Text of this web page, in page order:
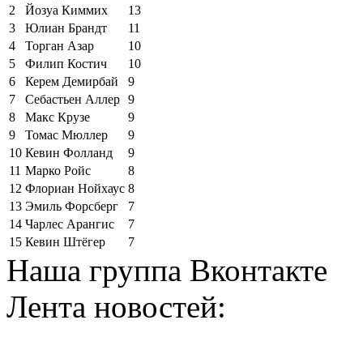
2
Йозуа Киммих
13
3
Юлиан Брандт
11
4
Торган Азар
10
5
Филип Костич
10
6
Керем Демирбай
9
7
Себастьен Аллер 9
8
Макс Крузе
9
9
Томас Мюллер
9
10 Кевин Фолланд
9
11 Марко Ройс
8
12 Флориан Нойхаус 8
13 Эмиль Форсберг
7
14 Чарлес Арангис
7
15 Кевин Штёгер 7
Наша группа Вконтакте
Лента новостей: